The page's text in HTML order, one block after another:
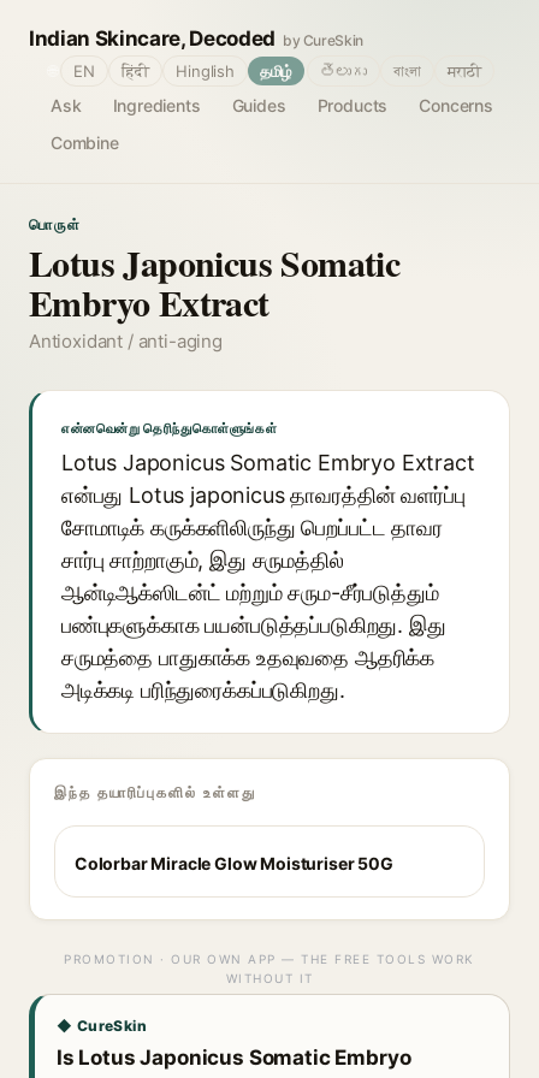
Indian Skincare, Decoded by CureSkin
Ask Ingredients Guides Products
Concerns
Combine
EN हिंदी Hinglish தமிழ் తెలుగు বাংলা मराठी
பொருள்
Lotus Japonicus Somatic
Embryo Extract
Antioxidant / anti-aging
என்னவென்று தெரிந்துகொள்ளுங்கள்
Lotus Japonicus Somatic Embryo Extract
என்பது Lotus japonicus தாவரத்தின் வளர்ப்பு
சோமாடிக் கருக்களிலிருந்து பெறப்பட்ட தாவர
சார்பு சாற்றாகும், இது சருமத்தில்
ஆன்டிஆக்ஸிடன்ட் மற்றும் சரும-சீர்படுத்தும்
பண்புகளுக்காக பயன்படுத்தப்படுகிறது. இது
சருமத்தை பாதுகாக்க உதவுவதை ஆதரிக்க
அடிக்கடி பரிந்துரைக்கப்படுகிறது.
இந்த தயாரிப்புகளில் உள்ளது
Colorbar Miracle Glow Moisturiser 50G
PROMOTION · OUR OWN APP — THE FREE TOOLS WORK
WITHOUT IT
◆ CureSkin
Is Lotus Japonicus Somatic Embryo